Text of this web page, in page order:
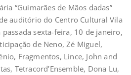
“Guimarães de Mãos dadas”
auditório do Centro Cultural Vila
sexta-feira, 10 de janeiro,
de Neno, Zé Miguel,
Fragmentos, Lince, John and
Tetracord’Ensemble, Dona Lu,